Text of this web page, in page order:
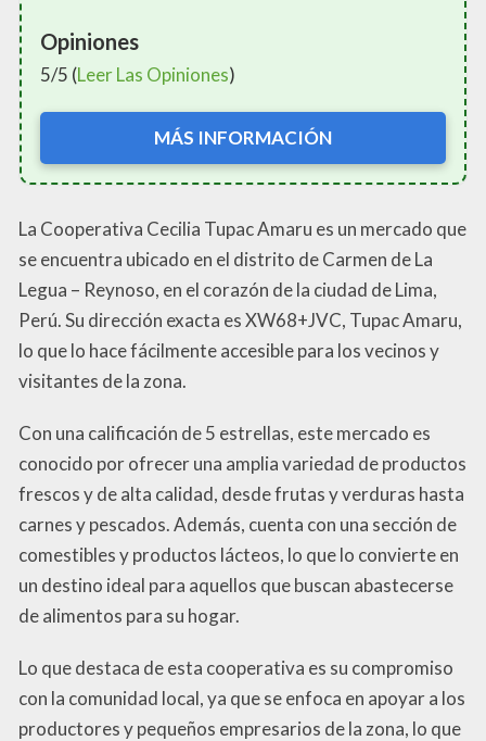
Opiniones
5/5 (Leer Las Opiniones)
MÁS INFORMACIÓN
La Cooperativa Cecilia Tupac Amaru es un mercado que
se encuentra ubicado en el distrito de Carmen de La
Legua – Reynoso, en el corazón de la ciudad de Lima,
Perú. Su dirección exacta es XW68+JVC, Tupac Amaru,
lo que lo hace fácilmente accesible para los vecinos y
visitantes de la zona.
Con una calificación de 5 estrellas, este mercado es
conocido por ofrecer una amplia variedad de productos
frescos y de alta calidad, desde frutas y verduras hasta
carnes y pescados. Además, cuenta con una sección de
comestibles y productos lácteos, lo que lo convierte en
un destino ideal para aquellos que buscan abastecerse
de alimentos para su hogar.
Lo que destaca de esta cooperativa es su compromiso
con la comunidad local, ya que se enfoca en apoyar a los
productores y pequeños empresarios de la zona, lo que